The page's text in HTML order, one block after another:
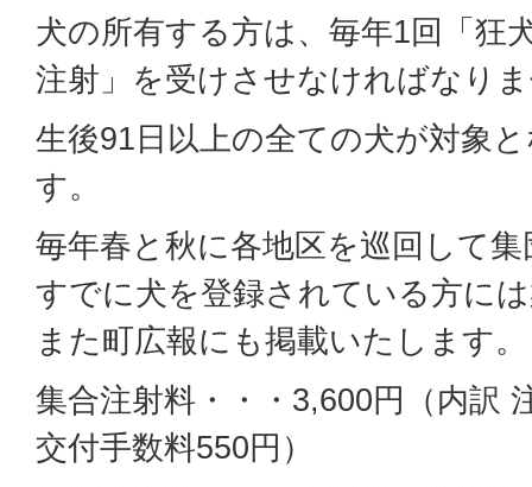
犬の所有する方は、毎年1回「狂
注射」を受けさせなければなり
生後91日以上の全ての犬が対象
す。
毎年春と秋に各地区を巡回して
すでに犬を登録されている方に
また町広報にも掲載いたします。
集合注射料・・・3,600円（内訳
交付手数料550円）